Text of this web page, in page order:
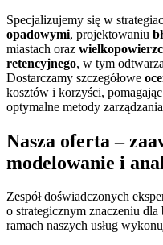
Specjalizujemy się w
opadowymi, projektowaniu
miastach oraz
retencyjnego, w tym
Dostarczamy szczegółowe
kosztów i korzyści,
optymalne metody
Nasza oferta –
modelowanie i
Zespół doświadczonych
o strategicznym znaczeniu
ramach naszych usług